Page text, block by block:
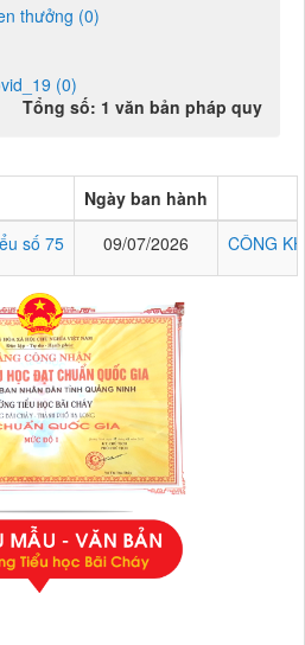
thưởng (0)
(0)
Tổng số: 1 văn bản pháp quy
Ngày ban hành
số 75 09/07/2026 CÔNG
75
CHI NGÂN SÁCH 6 THÁNG NĂM